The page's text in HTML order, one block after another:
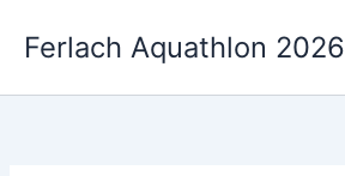
InhaltFerlach Aquathlon 2026